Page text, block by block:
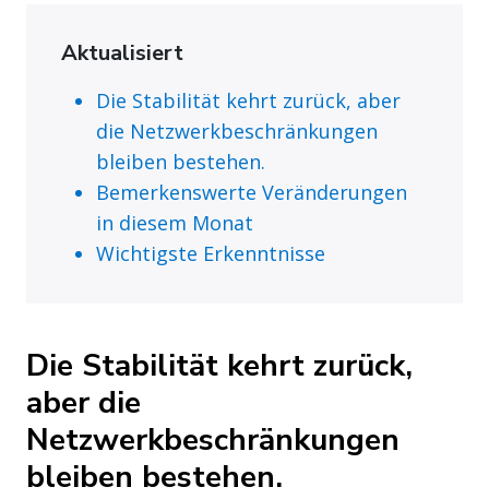
Aktualisiert
Die Stabilität kehrt zurück, aber
die Netzwerkbeschränkungen
bleiben bestehen.
Bemerkenswerte Veränderungen
in diesem Monat
Wichtigste Erkenntnisse
Die Stabilität kehrt zurück,
aber die
Netzwerkbeschränkungen
bleiben bestehen.